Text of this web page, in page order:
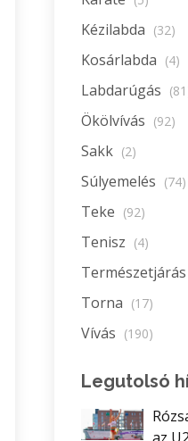
Kézilabda (32)
Kosárlabda (4)
Labdarúgás
Ökölvívás (92)
Sakk (2)
Súlyemelés (74)
Teke (92)
Tenisz (4)
Természetjárás
Torna (17)
Vívás (190)
Legutolsó